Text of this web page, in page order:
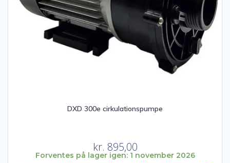
DXD 300e cirkulationspumpe
kr. 895,00
Forventes på lager igen: 1 november 2026